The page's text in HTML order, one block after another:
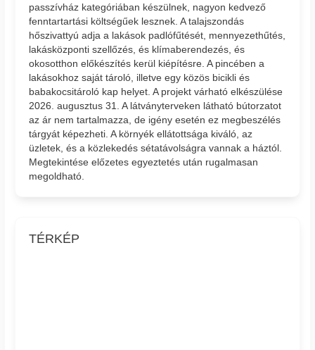
passzívház kategóriában készülnek, nagyon kedvező
fenntartartási költségűek lesznek. A talajszondás
hőszivattyú adja a lakások padlófűtését, mennyezethűtés,
lakásközponti szellőzés, és klímaberendezés, és
okosotthon előkészítés kerül kiépítésre. A pincében a
lakásokhoz saját tároló, illetve egy közös bicikli és
babakocsitároló kap helyet. A projekt várható elkészülése
2026. augusztus 31. A látványterveken látható bútorzatot
az ár nem tartalmazza, de igény esetén ez megbeszélés
tárgyát képezheti. A környék ellátottsága kiváló, az
üzletek, és a közlekedés sétatávolságra vannak a háztól.
Megtekintése előzetes egyeztetés után rugalmasan
megoldható.
TÉRKÉP